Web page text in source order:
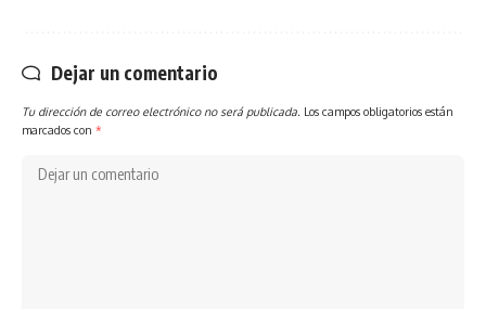
Dejar un comentario
Tu dirección de correo electrónico no será publicada. Los campos obligatorios están
marcados con *